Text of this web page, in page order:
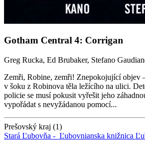
Gotham Central 4: Corrigan
Greg Rucka, Ed Brubaker, Stefano
Zemři, Robine, zemři! Znepokojující objev
v šoku z Robinova těla ležícího na ulici.
policie se musí pokusit vyřešit jeho
vypořádat s nevyžádanou pomocí...
Prešovský kraj (1)
Stará Ľubovňa - Ľubovnianska knižnica